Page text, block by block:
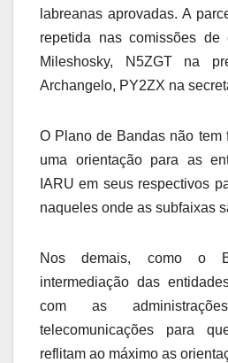
labreanas aprovadas. A
repetida nas comissões de
Mileshosky, N5ZGT na
Archangelo, PY2ZX na
O Plano de Bandas não tem
uma orientação para as
IARU em seus respectivos
naqueles onde as subfaixas
Nos demais, como o
intermediação das
com as
telecomunicações para
reflitam ao máximo as